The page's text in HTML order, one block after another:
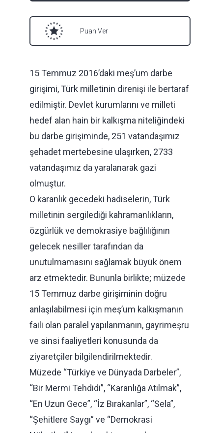
15 Temmuz 2016’daki meş’um darbe
girişimi, Türk milletinin direnişi ile bertaraf
edilmiştir. Devlet kurumlarını ve milleti
hedef alan hain bir kalkışma niteliğindeki
bu darbe girişiminde, 251 vatandaşımız
şehadet mertebesine ulaşırken, 2733
vatandaşımız da yaralanarak gazi
olmuştur.
O karanlık gecedeki hadiselerin, Türk
milletinin sergilediği kahramanlıkların,
özgürlük ve demokrasiye bağlılığının
gelecek nesiller tarafından da
unutulmamasını sağlamak büyük önem
arz etmektedir. Bununla birlikte; müzede
15 Temmuz darbe girişiminin doğru
anlaşılabilmesi için meş’um kalkışmanın
faili olan paralel yapılanmanın, gayrimeşru
ve sinsi faaliyetleri konusunda da
ziyaretçiler bilgilendirilmektedir.
Müzede “Türkiye ve Dünyada Darbeler”,
“Bir Mermi Tehdidi”, “Karanlığa Atılmak”,
“En Uzun Gece”, “İz Bırakanlar”, “Sela”,
“Şehitlere Saygı” ve “Demokrasi
Puan Ver